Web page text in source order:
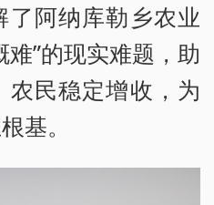
阿纳库勒乡农业
”的现实难题，助
农民稳定增收，为
基。